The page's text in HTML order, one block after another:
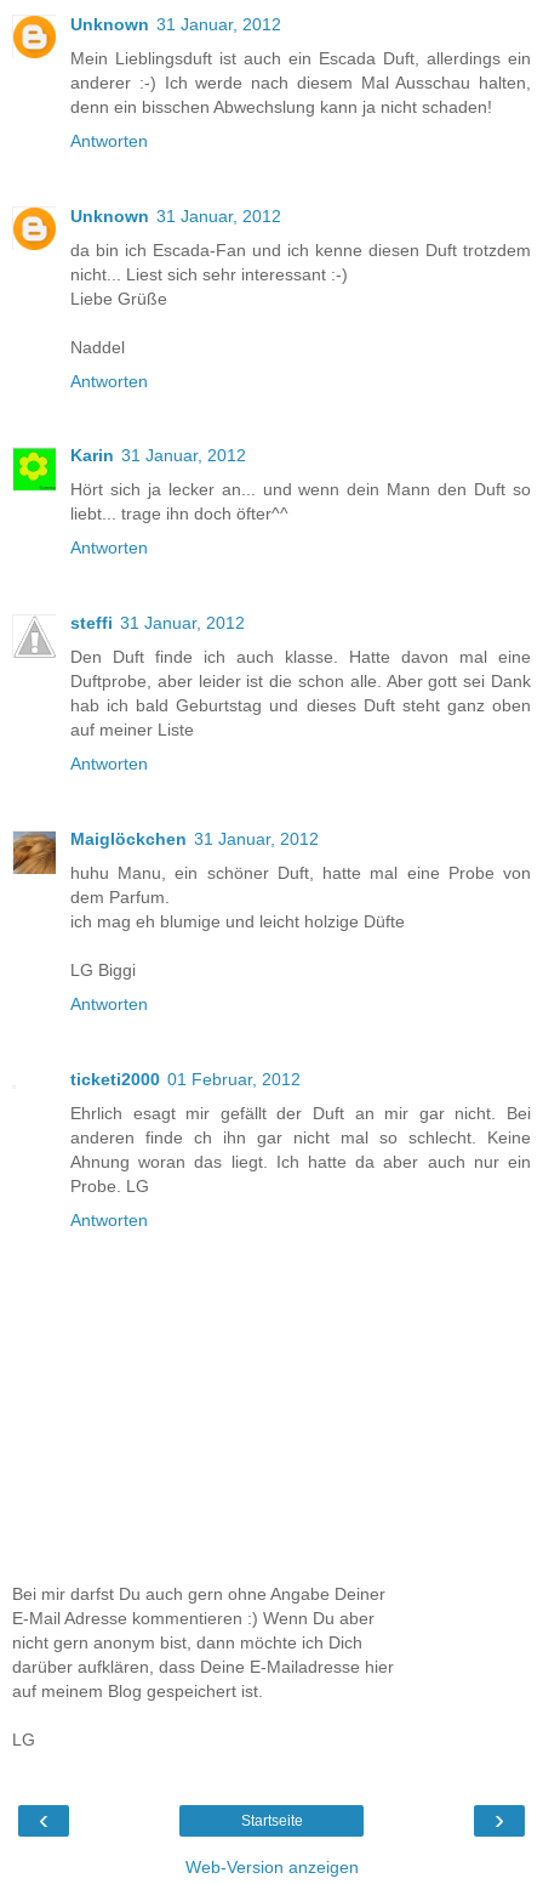
Unknown 31 Januar, 2012
Mein Lieblingsduft ist auch ein Escada Duft, allerdings ein
anderer :-) Ich werde nach diesem Mal Ausschau halten,
denn ein bisschen Abwechslung kann ja nicht schaden!
Antworten
Unknown 31 Januar, 2012
da bin ich Escada-Fan und ich kenne diesen Duft trotzdem
nicht... Liest sich sehr interessant :-)
Liebe Grüße
Naddel
Antworten
Karin 31 Januar, 2012
Hört sich ja lecker an... und wenn dein Mann den Duft so
liebt... trage ihn doch öfter^^
Antworten
steffi 31 Januar, 2012
Den Duft finde ich auch klasse. Hatte davon mal eine
Duftprobe, aber leider ist die schon alle. Aber gott sei Dank
hab ich bald Geburtstag und dieses Duft steht ganz oben
auf meiner Liste
Antworten
Maiglöckchen 31 Januar, 2012
huhu Manu, ein schöner Duft, hatte mal eine Probe von
dem Parfum.
ich mag eh blumige und leicht holzige Düfte
LG Biggi
Antworten
ticketi2000 01 Februar, 2012
Ehrlich esagt mir gefällt der Duft an mir gar nicht. Bei
anderen finde ch ihn gar nicht mal so schlecht. Keine
Ahnung woran das liegt. Ich hatte da aber auch nur ein
Probe. LG
Antworten
Bei mir darfst Du auch gern ohne Angabe Deiner
E-Mail Adresse kommentieren :) Wenn Du aber
nicht gern anonym bist, dann möchte ich Dich
darüber aufklären, dass Deine E-Mailadresse hier
auf meinem Blog gespeichert ist.
LG
‹ ›
Startseite
Web-Version anzeigen